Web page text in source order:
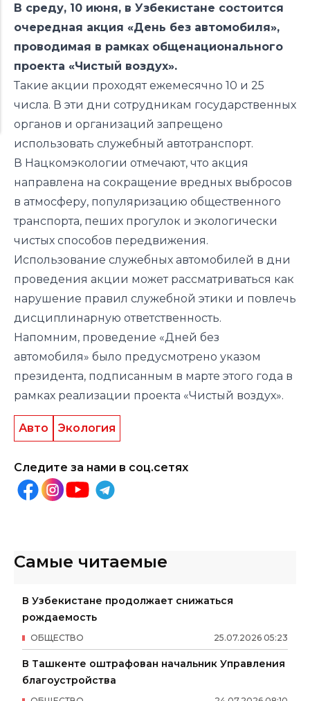
В среду, 10 июня, в Узбекистане состоится
очередная акция «День без автомобиля»,
проводимая в рамках общенационального
проекта «Чистый воздух».
Такие акции проходят ежемесячно 10 и 25
числа. В эти дни сотрудникам государственных
органов и организаций запрещено
использовать служебный автотранспорт.
В Нацкомэкологии отмечают, что акция
направлена на сокращение вредных выбросов
в атмосферу, популяризацию общественного
транспорта, пеших прогулок и экологически
чистых способов передвижения.
Использование служебных автомобилей в дни
проведения акции может рассматриваться как
нарушение правил служебной этики и повлечь
дисциплинарную ответственность.
Напомним, проведение «Дней без
автомобиля» было предусмотрено указом
президента, подписанным в марте этого года в
рамках реализации проекта «Чистый воздух».
Авто Экология
Следите за нами в соц.сетях
Самые читаемые
В Узбекистане продолжает снижаться
рождаемость
25.07.2026 05:23
ОБЩЕСТВО
В Ташкенте оштрафован начальник Управления
благоустройства